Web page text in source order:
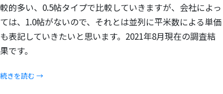
較的多い、0.5帖タイプで比較していきますが、会社によっ
ては、1.0帖がないので、それとは並列に平米数による単価
も表記していきたいと思います。2021年8月現在の調査結
果です。
続きを読む →